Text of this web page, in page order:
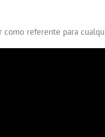
como referente para